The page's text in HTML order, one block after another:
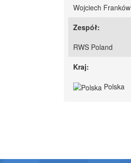
Wojciech Franków
Zespół:
RWS Poland
Kraj:
Polska